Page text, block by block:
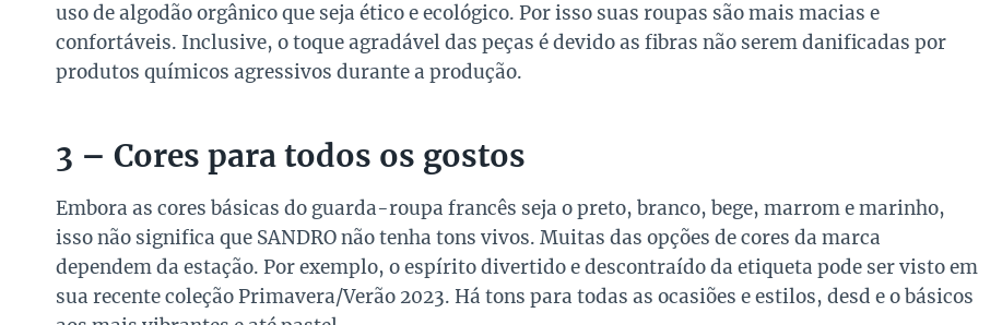
uso de algodão orgânico que seja ético e ecológico. Por isso suas roupas são mais macias e
confortáveis. Inclusive, o toque agradável das peças é devido as fibras não serem danificadas por
produtos químicos agressivos durante a produção.
3 – Cores para todos os gostos
Embora as cores básicas do guarda-roupa francês seja o preto, branco, bege, marrom e marinho,
isso não significa que SANDRO não tenha tons vivos. Muitas das opções de cores da marca
dependem da estação. Por exemplo, o espírito divertido e descontraído da etiqueta pode ser visto em
sua recente coleção Primavera/Verão 2023. Há tons para todas as ocasiões e estilos, desd e o básicos